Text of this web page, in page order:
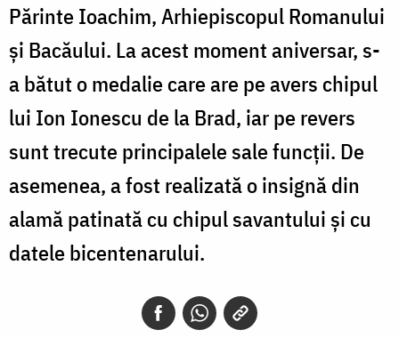
Părinte Ioachim, Arhiepiscopul Romanului
și Bacăului. La acest moment aniversar, s-
a bătut o medalie care are pe avers chipul
lui Ion Ionescu de la Brad, iar pe revers
sunt trecute principalele sale funcții. De
asemenea, a fost realizată o insignă din
alamă patinată cu chipul savantului și cu
datele bicentenarului.